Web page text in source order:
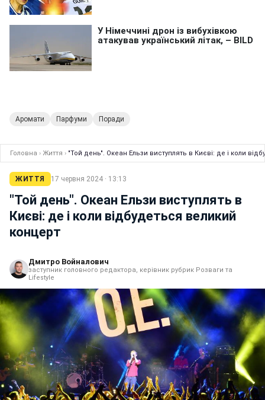
Аромати Парфуми Поради
Головна › Життя › "Той день". Океан Ельзи виступлять в Києві: де і коли
ЖИТТЯ 17 червня 2024 · 13:13
"Той день". Океан Ельзи виступлять в
Києві: де і коли відбудеться великий
концерт
Дмитро Войналович
заступник головного редактора, керівник рубрик Розваги та
Lifestyle